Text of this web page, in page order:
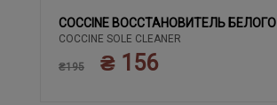
COCCINE ВОССТАНОВИТЕЛЬ БЕЛОГО
COCCINE SOLE CLEANER
₴195 ₴ 156